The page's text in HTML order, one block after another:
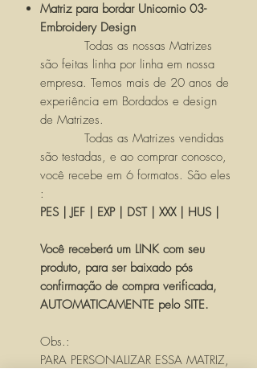
Matriz para bordar Unicornio 03-
Embroidery Design
Todas as nossas Matrizes
são feitas linha por linha em nossa
empresa. Temos mais de 20 anos de
experiência em Bordados e design
de Matrizes.
Todas as Matrizes vendidas
são testadas, e ao comprar conosco,
você recebe em 6 formatos. São eles
:
PES | JEF | EXP | DST | XXX | HUS |
Você receberá um LINK com seu
produto, para ser baixado pós
confirmação de compra verificada,
AUTOMATICAMENTE pelo SITE.
Obs.:
PARA PERSONALIZAR ESSA MATRIZ,